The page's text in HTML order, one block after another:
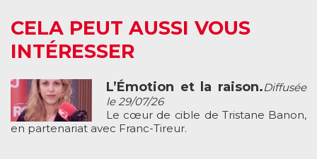
CELA PEUT AUSSI VOUS
INTÉRESSER
L’Émotion et la raison.Diffusée
le 29/07/26
Le cœur de cible de Tristane Banon,
en partenariat avec Franc-Tireur.